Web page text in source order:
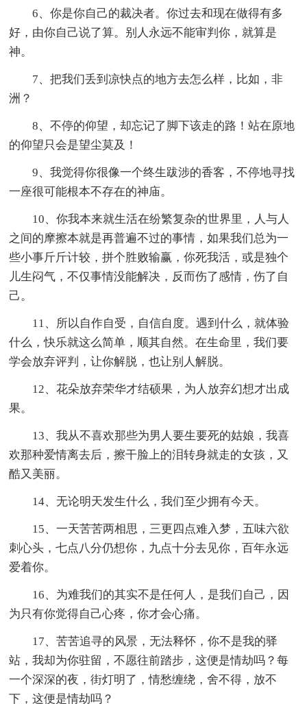
6、你是你自己的裁决者。你过去和现在做得有多
好，由你自己说了算。别人永远不能审判你，就算是
神。
7、把我们丢到凉快点的地方去怎么样，比如，非
洲？
8、不停的仰望，却忘记了脚下该走的路！站在原地
的仰望只会是望尘莫及！
9、我觉得你很像一个终生跋涉的香客，不停地寻找
一座很可能根本不存在的神庙。
10、你我本来就生活在纷繁复杂的世界里，人与人
之间的摩擦本就是再普遍不过的事情，如果我们总为一
些小事斤斤计较，拼个胜败输赢，你死我活，或是独个
儿生闷气，不仅事情没能解决，反而伤了感情，伤了自
己。
11、所以自作自受，自信自度。遇到什么，就体验
什么，快乐就这么简单，顺其自然。在生命里，我们要
学会放弃评判，让你解脱，也让别人解脱。
12、花朵放弃荣华才结硕果，为人放弃幻想才出成
果。
13、我从不喜欢那些为男人要生要死的姑娘，我喜
欢那种爱情离去后，擦干脸上的泪转身就走的女孩，又
酷又美丽。
14、无论明天发生什么，我们至少拥有今天。
15、一天苦苦两相思，三更四点难入梦，五味六欲
刺心头，七点八分仍想你，九点十分去见你，百年永远
爱着你。
16、为难我们的其实不是任何人，是我们自己，因
为只有你觉得自己心疼，你才会心痛。
17、苦苦追寻的风景，无法释怀，你不是我的驿
站，我却为你驻留，不愿往前踏步，这便是情劫吗？每
一个深深的夜，街灯明了，情愁缠绕，舍不得，放不
下，这便是情劫吗？